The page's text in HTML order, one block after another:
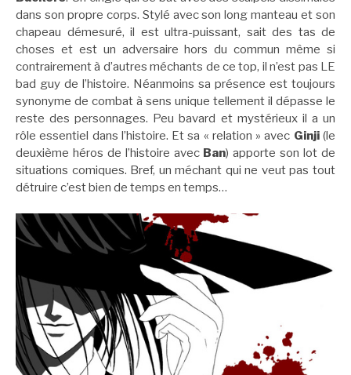
dans son propre corps. Stylé avec son long manteau et son
chapeau démesuré, il est ultra-puissant, sait des tas de
choses et est un adversaire hors du commun même si
contrairement à d’autres méchants de ce top, il n’est pas LE
bad guy de l’histoire. Néanmoins sa présence est toujours
synonyme de combat à sens unique tellement il dépasse le
reste des personnages. Peu bavard et mystérieux il a un
rôle essentiel dans l’histoire. Et sa « relation » avec Ginji(le
deuxième héros de l’histoire avec Ban) apporte son lot de
situations comiques. Bref, un méchant qui ne veut pas tout
détruire c’est bien de temps en temps…